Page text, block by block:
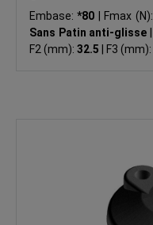
Embase:*80 Fmax (N):
Sans Patin anti-glisse
F2 (mm): 32.5 F3 (mm):